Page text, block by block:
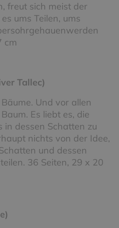
freut sich meist der
ums Teilen, ums
cm
Tallec)
Und vor allen
Es liebt es, die
in dessen Schatten zu
nichts von der Idee,
und dessen
36 Seiten, 29 x 20